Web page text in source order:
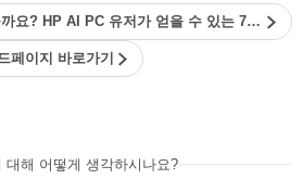
HP의 AI, 무엇이 다를까요? HP AI PC 유저가 얻을 수 있는 7가지 장점 영상 바로가기
페이지 바로가기
대해 어떻게 생각하시나요?